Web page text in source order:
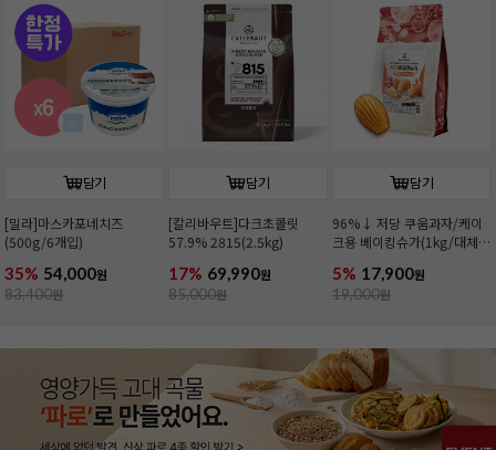
담기
[밀라]마스카포네치즈
(500g/6개입)
35% 54,000원
83,400원
담기
[칼리바우트]다크초콜릿
57.9% 2815(2.5kg)
17% 69,990원
85,000원
담기
96%↓ 저당 쿠움과자/케이
크용 베이킹슈가(1kg/대체
5% 17,900원
19,000원